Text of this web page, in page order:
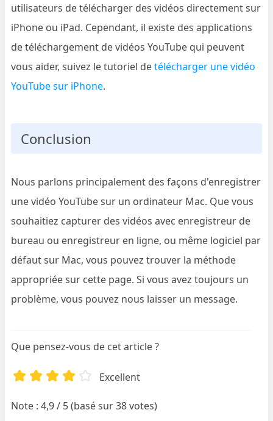
utilisateurs de télécharger des vidéos directement sur
iPhone ou iPad. Cependant, il existe des applications
de téléchargement de vidéos YouTube qui peuvent
vous aider, suivez le tutoriel detélécharger une vidéo
YouTube sur iPhone.
Conclusion
Nous parlons principalement des façons d'enregistrer
une vidéo YouTube sur un ordinateur Mac. Que vous
souhaitiez capturer des vidéos avec enregistreur de
bureau ou enregistreur en ligne, ou même logiciel par
défaut sur Mac, vous pouvez trouver la méthode
appropriée sur cette page. Si vous avez toujours un
problème, vous pouvez nous laisser un message.
Que pensez-vous de cet article ?
Excellent
Note : 4,9 / 5 (basé sur 38 votes)